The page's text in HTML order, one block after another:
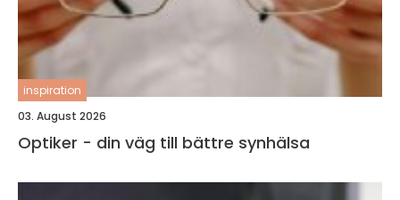
inspiration
03. August 2026
Optiker - din väg till bättre synhälsa